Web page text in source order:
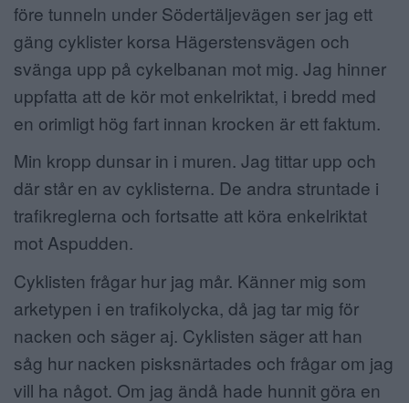
före tunneln under Södertäljevägen ser jag ett
gäng cyklister korsa Hägerstensvägen och
svänga upp på cykelbanan mot mig. Jag hinner
uppfatta att de kör mot enkelriktat, i bredd med
en orimligt hög fart innan krocken är ett faktum.
Min kropp dunsar in i muren. Jag tittar upp och
där står en av cyklisterna. De andra struntade i
trafikreglerna och fortsatte att köra enkelriktat
mot Aspudden.
Cyklisten frågar hur jag mår. Känner mig som
arketypen i en trafikolycka, då jag tar mig för
nacken och säger aj. Cyklisten säger att han
såg hur nacken pisksnärtades och frågar om jag
vill ha något. Om jag ändå hade hunnit göra en